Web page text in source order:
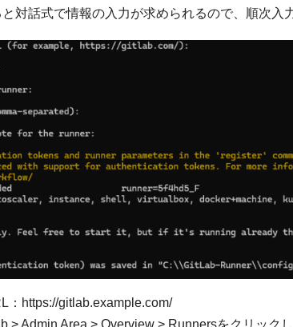
対話式で情報の入力が求められるので、順次入
：https://gitlab.example.com/